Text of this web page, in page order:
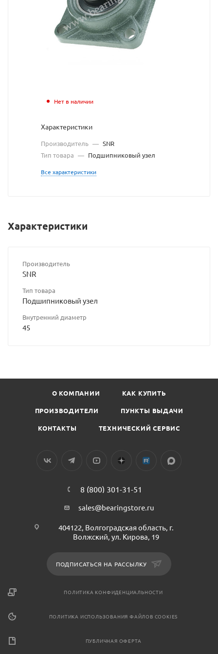
с
сайта
сайта
Нет в наличии
Характеристики
Производитель — SNR
Тип товара — Подшипниковый узел
Все характеристики
Характеристики
Производитель
SNR
Тип товара
Подшипниковый узел
Внутренний диаметр
45
О КОМПАНИИ КАК КУПИТЬ
ПРОИЗВОДИТЕЛИ ПУНКТЫ ВЫДАЧИ
КОНТАКТЫ ТЕХНИЧЕСКИЙ СЕРВИС
8 (800) 301-31-51
sales@bearingstore.ru
404122, Волгоградская область, г.
Волжский, ул. Кирова, 19
ПОДПИСАТЬСЯ НА РАССЫЛКУ
ПОЛИТИКА КОНФИДЕНЦИАЛЬНОСТИ
ПОЛИТИКА ИСПОЛЬЗОВАНИЯ ФАЙЛОВ COOKIES
ПУБЛИЧНАЯ ОФЕРТА